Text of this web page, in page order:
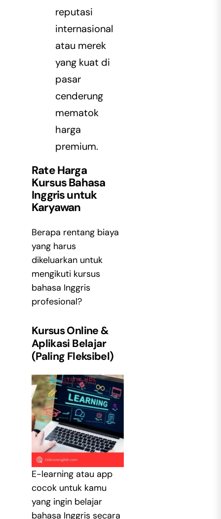
reputasi
internasional
atau merek
yang kuat di
pasar
cenderung
mematok
harga
premium.
Rate Harga
Kursus Bahasa
Inggris untuk
Karyawan
Berapa rentang biaya
yang harus
dikeluarkan untuk
mengikuti kursus
bahasa Inggris
profesional?
Kursus Online &
Aplikasi Belajar
(Paling Fleksibel)
E-learning atau app
cocok untuk kamu
yang ingin belajar
bahasa Inggris secara